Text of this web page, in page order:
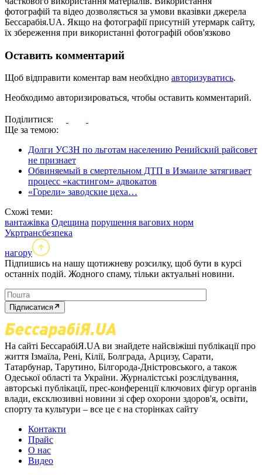
фотографій та відео дозволяється за умови вказівки джерела
Бессарабія.UA. Якщо на фотографії присутній утермарк сайту,
їх збереження при використанні фотографій обов'язково
Оставить комментарий
Щоб відправити коментар вам необхідно авторизуватись.
Необходимо авторизироваться, чтобы оставить комментарий.
Поділитися:
Ще за темою:
Долги УСЗН по льготам населению Ренийский райсовет
не признает
Обвиняемый в смертельном ДТП в Измаиле затягивает
процесс «кастингом» адвокатов
«Горели» заводские цеха…
Схожі теми:
вантажівка Одещина порушення вагових норм
Укртрансбезпека
нагору
Підпишись на нашу щотижневу розсилку, щоб бути в курсі
останніх подій. Жодного спаму, тільки актуальні новини.
Підписатися
На сайті БессарабіЯ.UA ви знайдете найсвіжіші публікації про
життя Ізмаїла, Рені, Кілії, Болграда, Арцизу, Сарати,
Татарбунар, Тарутино, Білгорода-Дністровського, а також
Одеської області та України. Журналістські розслідування,
авторські публікації, прес-конференції ключових фігур органів
влади, ексклюзивні новини зі сфер охорони здоров'я, освіти,
спорту та культури – все це є на сторінках сайту
Контакти
Прайс
О нас
Видео